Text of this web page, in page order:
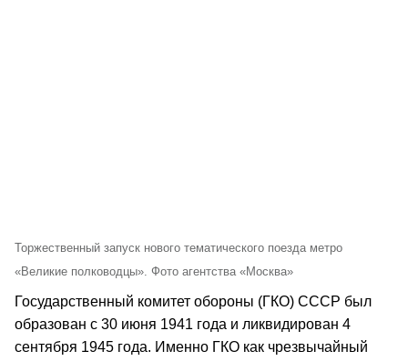
Торжественный запуск нового тематического поезда метро
«Великие полководцы». Фото агентства «Москва»
Государственный комитет обороны (ГКО) СССР был
образован с 30 июня 1941 года и ликвидирован 4
сентября 1945 года. Именно ГКО как чрезвычайный